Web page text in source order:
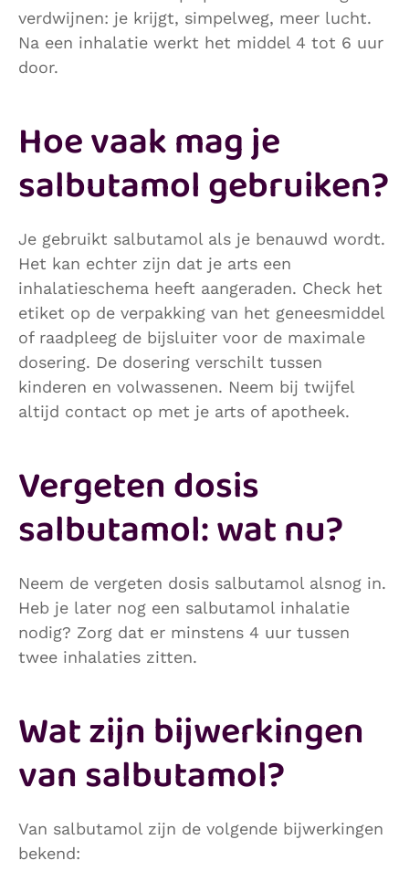
verdwijnen: je krijgt, simpelweg, meer lucht.
Na een inhalatie werkt het middel 4 tot 6 uur
door.
Hoe vaak mag je
salbutamol gebruiken?
Je gebruikt salbutamol als je benauwd wordt.
Het kan echter zijn dat je arts een
inhalatieschema heeft aangeraden. Check het
etiket op de verpakking van het geneesmiddel
of raadpleeg de bijsluiter voor de maximale
dosering. De dosering verschilt tussen
kinderen en volwassenen. Neem bij twijfel
altijd contact op met je arts of apotheek.
Vergeten dosis
salbutamol: wat nu?
Neem de vergeten dosis salbutamol alsnog in.
Heb je later nog een salbutamol inhalatie
nodig? Zorg dat er minstens 4 uur tussen
twee inhalaties zitten.
Wat zijn bijwerkingen
van salbutamol?
Van salbutamol zijn de volgende bijwerkingen
bekend: